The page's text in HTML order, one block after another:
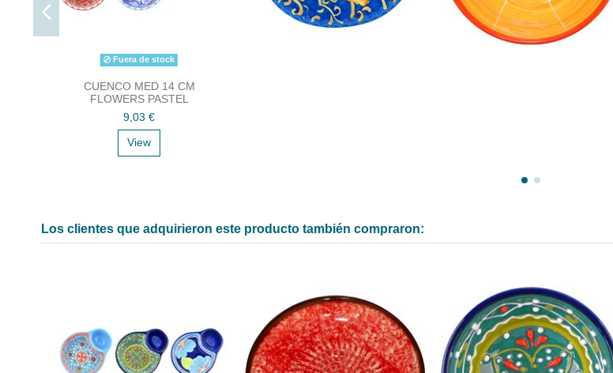
Fuera de stock
CUENCO MED 14 CM
FLOWERS PASTEL
9,03 €
View
Los clientes que adquirieron este producto también compraron: